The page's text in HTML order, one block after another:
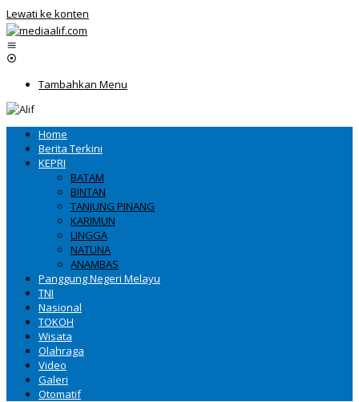
Lewati ke konten
Tambahkan Menu
Home
Berita Terkini
KEPRI
BATAM
BINTAN
TANJUNG PINANG
KARIMUN
LINGGA
NATUNA
ANAMBAS
Panggung Negeri Melayu
TNI
Nasional
TOKOH
Wisata
Olahraga
Video
Galeri
Otomatif